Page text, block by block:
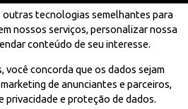
tecnologias semelhantes para
nossos serviços, personalizar nossa
conteúdo de seu interesse.
você concorda que os dados sejam
de anunciantes e parceiros,
privacidade e proteção de dados.